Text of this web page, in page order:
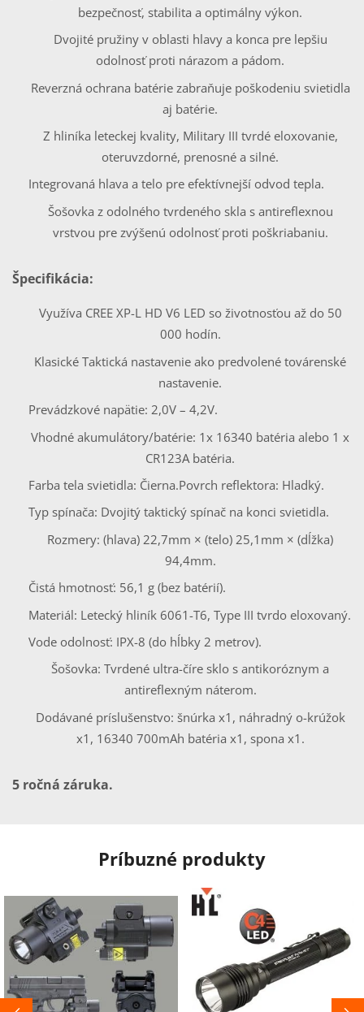
bezpečnosť, stabilita a optimálny výkon.
Dvojité pružiny v oblasti hlavy a konca pre lepšiu
odolnosť proti nárazom a pádom.
Reverzná ochrana batérie zabraňuje poškodeniu svietidla
aj batérie.
Z hliníka leteckej kvality, Military III tvrdé eloxovanie,
oteruvzdorné, prenosné a silné.
Integrovaná hlava a telo pre efektívnejší odvod tepla.
Šošovka z odolného tvrdeného skla s antireflexnou
vrstvou pre zvýšenú odolnosť proti poškriabaniu.
Špecifikácia:
Využíva CREE XP-L HD V6 LED so životnosťou až do 50
000 hodín.
Klasické Taktická nastavenie ako predvolené továrenské
nastavenie.
Prevádzkové napätie: 2,0V – 4,2V.
Vhodné akumulátory/batérie: 1x 16340 batéria alebo 1 x
CR123A batéria.
Farba tela svietidla: Čierna.Povrch reflektora: Hladký.
Typ spínača: Dvojitý taktický spínač na konci svietidla.
Rozmery: (hlava) 22,7mm × (telo) 25,1mm × (dĺžka)
94,4mm.
Čistá hmotnosť: 56,1 g (bez batérií).
Materiál: Letecký hliník 6061-T6, Type III tvrdo eloxovaný.
Vode odolnosť: IPX-8 (do hĺbky 2 metrov).
Šošovka: Tvrdené ultra-číre sklo s antikoróznym a
antireflexným náterom.
Dodávané príslušenstvo: šnúrka x1, náhradný o-krúžok
x1, 16340 700mAh batéria x1, spona x1.
5 ročná záruka.
Príbuzné produkty